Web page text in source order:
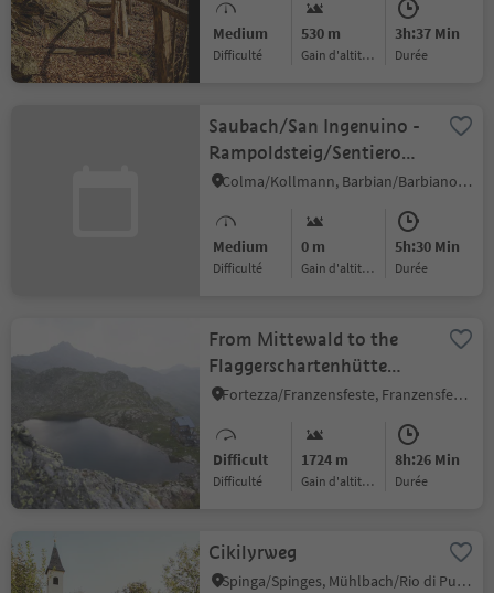
Medium
Difficulté
530 m
Gain d'altitude
3h:37 Min
durée
Saubach/San Ingenuino -
Rampoldsteig/Sentiero
Rampold -
Heidrichsberg
Colma/Kollmann, Barbian/Barbiano, Brixen/Bressanone and environs
Medium
Difficulté
0 m
Gain d'altitude
5h:30 Min
durée
From Mittewald to the
Flaggerschartenhütte
mountain hut at teh
Fortezza/Franzensfeste, Franzensfeste/Fortezza, Brixen/Bressanone and environs
Difficult
Difficulté
1724 m
Gain d'altitude
8h:26 Min
durée
Cikilyrweg
Spinga/Spinges, Mühlbach/Rio di Pusteria, Brixen/Bressanone and environs